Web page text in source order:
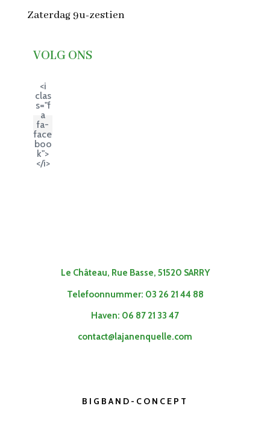
Zaterdag 9u-zestien
VOLG ONS
<i
clas
s="f
a
fa-
face
boo
k">
</i>
Le Château, Rue Basse, 51520 SARRY
Telefoonnummer: 03 26 21 44 88
Haven: 06 87 21 33 47
contact@lajanenquelle.com
BIGBAND-CONCEPT